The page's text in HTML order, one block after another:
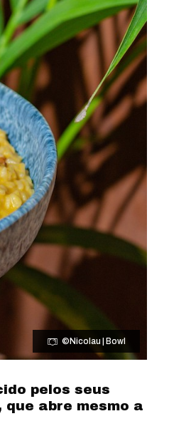
©Nicolau | Bowl
pelos seus
abre mesmo a